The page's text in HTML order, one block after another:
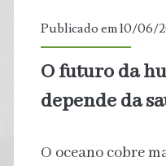
Publicado em 10/06/
O futuro da
depende da
O oceano cobre